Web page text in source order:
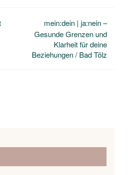
mein:dein | ja:nein –
Gesunde Grenzen und
Klarheit für deine
Beziehungen / Bad Tölz